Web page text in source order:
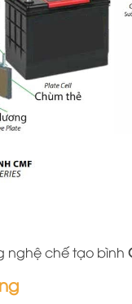
nghệ chế tạo bình